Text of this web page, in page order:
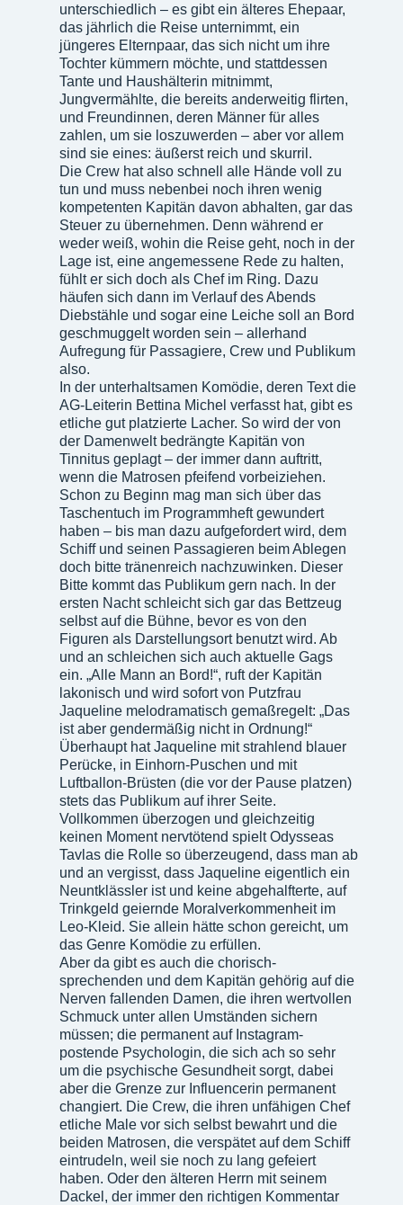
unterschiedlich – es gibt ein älteres Ehepaar,
das jährlich die Reise unternimmt, ein
jüngeres Elternpaar, das sich nicht um ihre
Tochter kümmern möchte, und stattdessen
Tante und Haushälterin mitnimmt,
Jungvermählte, die bereits anderweitig flirten,
und Freundinnen, deren Männer für alles
zahlen, um sie loszuwerden – aber vor allem
sind sie eines: äußerst reich und skurril.
Die Crew hat also schnell alle Hände voll zu
tun und muss nebenbei noch ihren wenig
kompetenten Kapitän davon abhalten, gar das
Steuer zu übernehmen. Denn während er
weder weiß, wohin die Reise geht, noch in der
Lage ist, eine angemessene Rede zu halten,
fühlt er sich doch als Chef im Ring. Dazu
häufen sich dann im Verlauf des Abends
Diebstähle und sogar eine Leiche soll an Bord
geschmuggelt worden sein – allerhand
Aufregung für Passagiere, Crew und Publikum
also.
In der unterhaltsamen Komödie, deren Text die
AG-Leiterin Bettina Michel verfasst hat, gibt es
etliche gut platzierte Lacher. So wird der von
der Damenwelt bedrängte Kapitän von
Tinnitus geplagt – der immer dann auftritt,
wenn die Matrosen pfeifend vorbeiziehen.
Schon zu Beginn mag man sich über das
Taschentuch im Programmheft gewundert
haben – bis man dazu aufgefordert wird, dem
Schiff und seinen Passagieren beim Ablegen
doch bitte tränenreich nachzuwinken. Dieser
Bitte kommt das Publikum gern nach. In der
ersten Nacht schleicht sich gar das Bettzeug
selbst auf die Bühne, bevor es von den
Figuren als Darstellungsort benutzt wird. Ab
und an schleichen sich auch aktuelle Gags
ein. „Alle Mann an Bord!“, ruft der Kapitän
lakonisch und wird sofort von Putzfrau
Jaqueline melodramatisch gemaßregelt: „Das
ist aber gendermäßig nicht in Ordnung!“
Überhaupt hat Jaqueline mit strahlend blauer
Perücke, in Einhorn-Puschen und mit
Luftballon-Brüsten (die vor der Pause platzen)
stets das Publikum auf ihrer Seite.
Vollkommen überzogen und gleichzeitig
keinen Moment nervtötend spielt Odysseas
Tavlas die Rolle so überzeugend, dass man ab
und an vergisst, dass Jaqueline eigentlich ein
Neuntklässler ist und keine abgehalfterte, auf
Trinkgeld geiernde Moralverkommenheit im
Leo-Kleid. Sie allein hätte schon gereicht, um
das Genre Komödie zu erfüllen.
Aber da gibt es auch die chorisch-
sprechenden und dem Kapitän gehörig auf die
Nerven fallenden Damen, die ihren wertvollen
Schmuck unter allen Umständen sichern
müssen; die permanent auf Instagram-
postende Psychologin, die sich ach so sehr
um die psychische Gesundheit sorgt, dabei
aber die Grenze zur Influencerin permanent
changiert. Die Crew, die ihren unfähigen Chef
etliche Male vor sich selbst bewahrt und die
beiden Matrosen, die verspätet auf dem Schiff
eintrudeln, weil sie noch zu lang gefeiert
haben. Oder den älteren Herrn mit seinem
Dackel, der immer den richtigen Kommentar